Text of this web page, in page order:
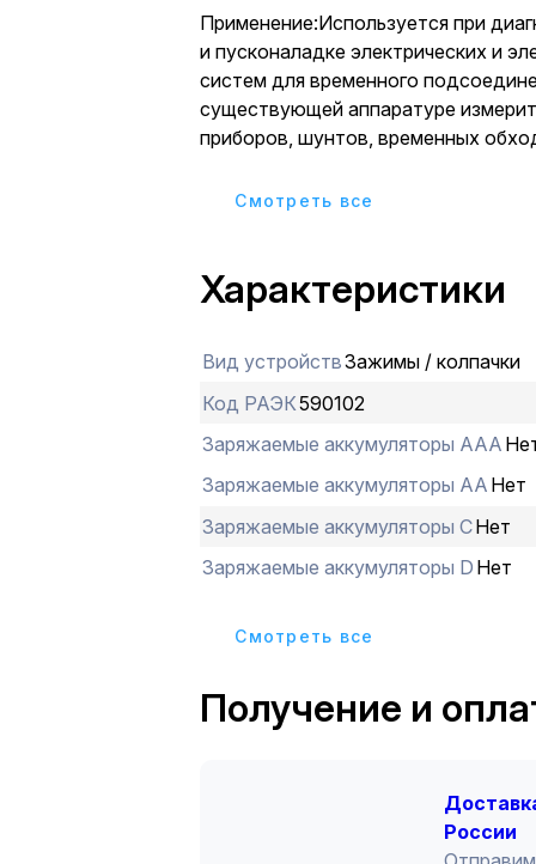
Применение:Используется при
и пусконаладке электрических и
систем для временного
существующей аппаратуре
приборов, шунтов, временных
детали (челюсти)
незаменимы для временного
или их фиксации.Удобны и просты в
внутри изолятора, поэтому их
максимально безопаснымУпаковка
Назначение:Фиксация и временное
проводников. 0:
Cмотреть все
Характеристики
Вид устройствЗажимы / колпачки
Код РАЭК590102
Заряжаемые аккумуляторы ААА
Заряжаемые аккумуляторы АА Нет
Заряжаемые аккумуляторы СНет
Заряжаемые аккумуляторы D Нет
Cмотреть все
Получение и
России